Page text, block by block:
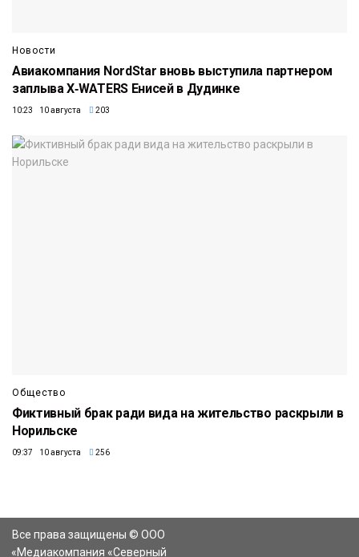
Новости
Авиакомпания NordStar вновь выступила партнером
заплыва X‑WATERS Енисей в Дудинке
10:23 10 августа 203
Общество
Фиктивный брак ради вида на жительство раскрыли в
Норильске
09:37 10 августа 256
Все права защищены © ООО
«Медиакомпания «Северный